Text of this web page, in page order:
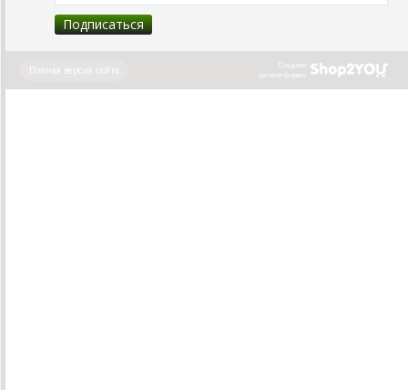
Создано
на платформе
Полная версия сайта